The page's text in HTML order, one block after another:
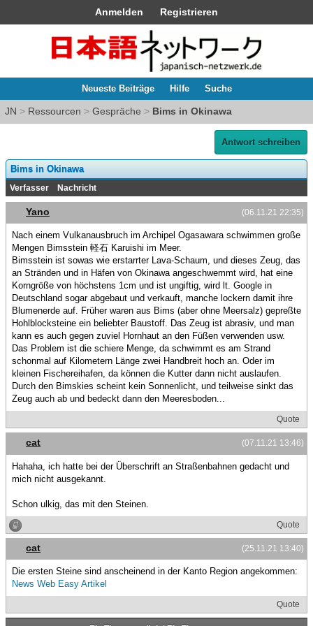
Anmelden Registrieren
Neueste Beiträge Hilfe Suche
JN > Ressourcen > Gespräche > Bims in Okinawa
Antwort schreiben
Bims in Okinawa
Verfasser Nachricht
(06.11.21 22:35)
Yano
Nach einem Vulkanausbruch im Archipel Ogasawara schwimmen große
Mengen Bimsstein 軽石 Karuishi im Meer.
Bimsstein ist sowas wie erstarrter Lava-Schaum, und dieses Zeug, das
an Stränden und in Häfen von Okinawa angeschwemmt wird, hat eine
Korngröße von höchstens 1cm und ist ungiftig, wird lt. Google in
Deutschland sogar abgebaut und verkauft, manche lockern damit ihre
Blumenerde auf. Früher waren aus Bims (aber ohne Meersalz) gepreßte
Hohlblocksteine ein beliebter Baustoff. Das Zeug ist abrasiv, und man
kann es auch gegen zuviel Hornhaut an den Füßen verwenden usw.
Das Problem ist die schiere Menge, da schwimmt es am Strand
schonmal auf Kilometern Länge zwei Handbreit hoch an. Oder im
kleinen Fischereihafen, da können die Kutter dann nicht auslaufen.
Durch den Bimskies scheint kein Sonnenlicht, und teilweise sinkt das
Zeug auch ab und bedeckt dann den Meeresboden...
Quote
(07.11.21 13:46)
cat
Hahaha, ich hatte bei der Überschrift an Straßenbahnen gedacht und
mich nicht ausgekannt.
Schon ulkig, das mit den Steinen.
Quote
(25.11.21 13:40)
cat
Die ersten Steine sind anscheinend in der Kanto Region angekommen:
News Web Easy Artikel
Quote